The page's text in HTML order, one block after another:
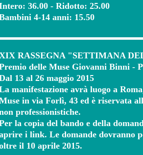
36.00 - Ridotto: 25.00
4-14 anni: 15.50
RASSEGNA "SETTIMANA
delle Muse Giovanni Binni -
13 al 26 maggio 2015
manifestazione avrà luogo a
in via Forlì, 43 ed è riservata
professionistiche.
la copia del bando e della
i link. Le domande dovranno
il 10 aprile 2015.